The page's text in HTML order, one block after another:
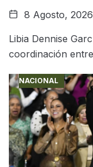
8 Agosto, 2026
Libia Dennise
coordinación
NACIONAL